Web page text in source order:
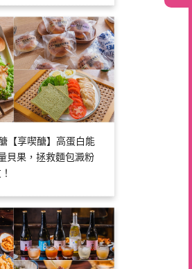
【享喫醣】高蛋白能
貝果，拯救麵包澱粉